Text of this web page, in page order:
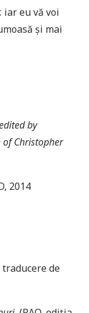
iar eu vă voi
și mai
by
Christopher
2014
traducere de